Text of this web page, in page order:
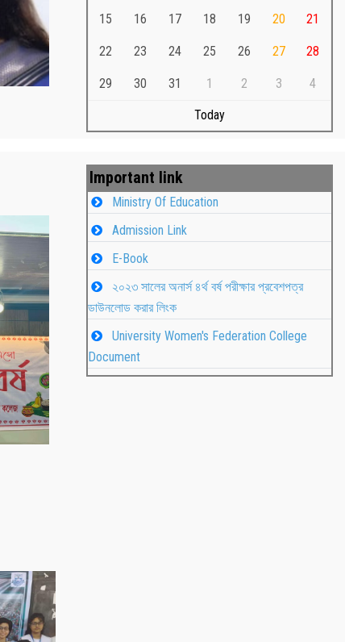
Md. Shafiullah Sarker
Md. Shafiullah Sarkar , Professor , Teacher
15 16 17 18 19 20 21
22 23 24 25 26 27 28
29 30 31 1 2 3 4
Today
Important link
Ministry Of Education
Admission Link
E-Book
২০২৩ সালের অনার্স ৪র্থ বর্ষ পরীক্ষার প্রবেশপত্র
ডাউনলোড করার লিংক
University Women's Federation College
Document